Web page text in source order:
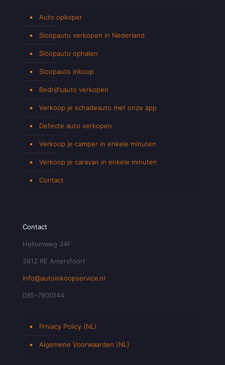
Auto opkoper
Sloopauto verkopen in Nederland
Sloopauto ophalen
Sloopauto inkoop
Bedrijfsauto verkopen
Verkoop je schadeauto met onze app
Defecte auto verkopen
Verkoop je camper in enkele minuten
Verkoop je caravan in enkele minuten
Contact
Contact
Heliumweg 34F
3812 RE Amersfoort
info@autoinkoopservice.nl
085-7600144
Privacy Policy (NL)
Algemene Voorwaarden (NL)